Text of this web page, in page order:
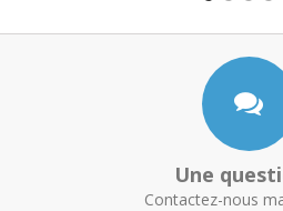
Une
Contactez-nous